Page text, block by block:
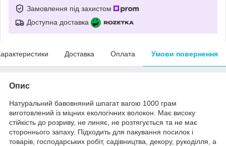
Замовлення під захистом
Доступна доставка
Доставка Оплата Умови повернення
Опис
Натуральний бавовняний шпагат вагою 1000 грам
виготовлений із міцних екологічних волокон. Має високу
стійкість до розриву, не линяє, не розтягується та не має
стороннього запаху. Підходить для пакування посилок і
товарів, господарських робіт, садівництва, декору, рукоділля, а